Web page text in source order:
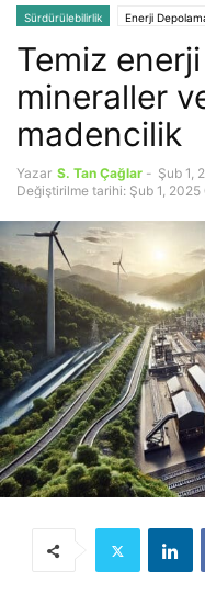
Sürdürülebilirlik Enerji
Temiz
mineraller
madencilik
Yazar S. Tan Çağlar - Şub 1,
Değiştirilme tarihi: Şub 1, 2025